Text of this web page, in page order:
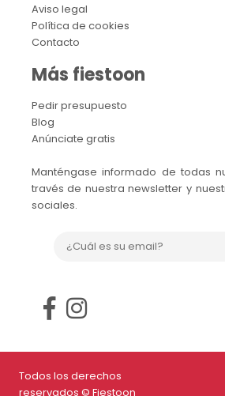
Aviso legal
Política de cookies
Contacto
Más fiestoon
Pedir presupuesto
Blog
Anúnciate gratis
Manténgase informado de todas
través de nuestra newsletter y
sociales.
Todos los derechos
reservados © Fiestoon